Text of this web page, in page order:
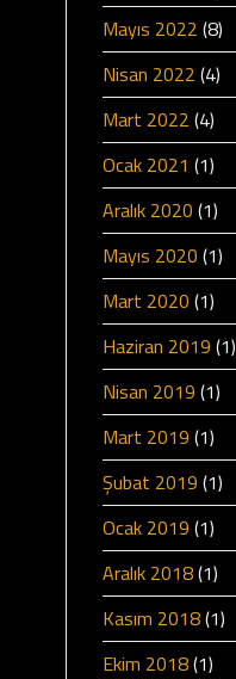
Mayıs 2022 (8)
Nisan 2022 (4)
Mart 2022 (4)
Ocak 2021 (1)
Aralık 2020 (1)
Mayıs 2020 (1)
Mart 2020 (1)
Haziran 2019 (1)
Nisan 2019 (1)
Mart 2019 (1)
Şubat 2019 (1)
Ocak 2019 (1)
Aralık 2018(1)
Kasım 2018(1)
Ekim 2018(1)